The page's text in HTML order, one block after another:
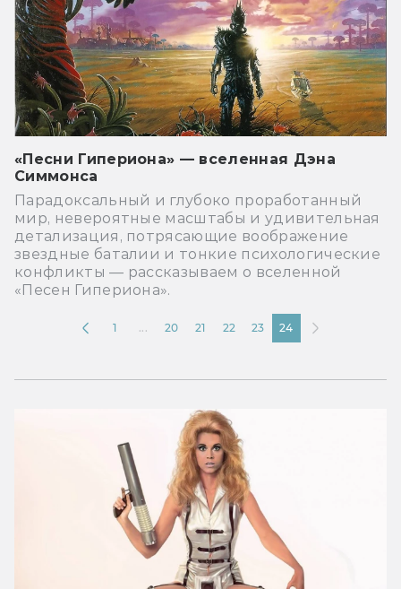
«Песни Гипериона» — вселенная Дэна
Симмонса
Парадоксальный и глубоко проработанный
мир, невероятные масштабы и удивительная
детализация, потрясающие воображение
звездные баталии и тонкие психологические
конфликты — рассказываем о вселенной
«Песен Гипериона».
...
1 20 21 22 23 24